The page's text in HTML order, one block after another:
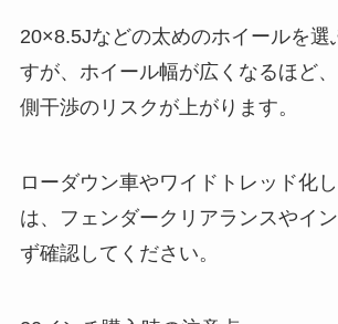
20×8.5Jなどの太めのホイールを選
すが、ホイール幅が広くなるほど
側干渉のリスクが上がります。
ローダウン車やワイドトレッド化
は、フェンダークリアランスやイ
ず確認してください。